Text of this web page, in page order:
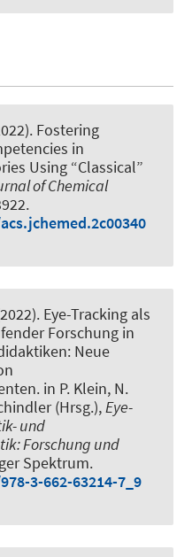
Fostering
in
Using “Classical”
of Chemical
Eye-Tracking als
Forschung in
Neue
. in P. Klein, N.
(Hrsg.),Eye-
und
Forschung und
Spektrum.
3-662-63214-7_9